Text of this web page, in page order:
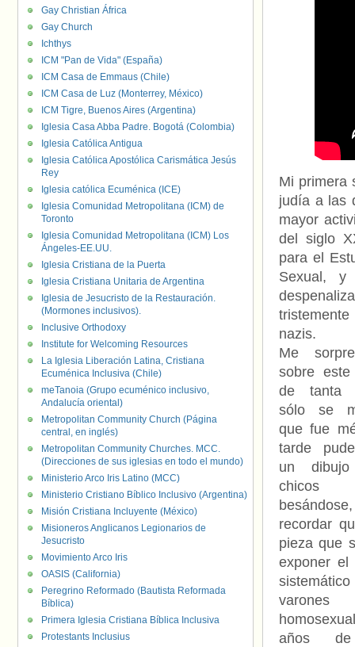
Mi primera
judía a las
mayor
del siglo
para el
Sexual, y
nazis.
Me
sobre este
de tanta
sólo se
que fue
tarde
un
chicos
recordar
pieza que
exponer el
varones
años de
Gay Christian África
Gay Church
Ichthys
ICM "Pan de Vida" (España)
ICM Casa de Emmaus (Chile)
ICM Casa de Luz (Monterrey, México)
ICM Tigre, Buenos Aires (Argentina)
Iglesia Casa Abba Padre. Bogotá (Colombia)
Iglesia Católica Antigua
Iglesia Católica Apostólica Carismática Jesús
Rey
Iglesia católica Ecuménica (ICE)
Iglesia Comunidad Metropolitana (ICM) de
Toronto
Iglesia Comunidad Metropolitana (ICM) Los
Ángeles-EE.UU.
Iglesia Cristiana de la Puerta
Iglesia Cristiana Unitaria de Argentina
Iglesia de Jesucristo de la Restauración.
(Mormones inclusivos).
Inclusive Orthodoxy
Institute for Welcoming Resources
La Iglesia Liberación Latina, Cristiana
Ecuménica Inclusiva (Chile)
meTanoia (Grupo ecuménico inclusivo,
Andalucía oriental)
Metropolitan Community Church (Página
central, en inglés)
Metropolitan Community Churches. MCC.
(Direcciones de sus iglesias en todo el mundo)
Ministerio Arco Iris Latino (MCC)
Ministerio Cristiano Bíblico Inclusivo (Argentina)
Misión Cristiana Incluyente (México)
Misioneros Anglicanos Legionarios de
Jesucristo
Movimiento Arco Iris
OASIS (California)
Peregrino Reformado (Bautista Reformada
Bíblica)
Primera Iglesia Cristiana Bíblica Inclusiva
Protestants Inclusius